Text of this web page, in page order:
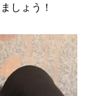
しょう！